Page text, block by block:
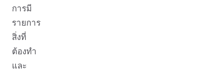
การมี
รายการ
สิ่งที่
ต้องทำ
และ